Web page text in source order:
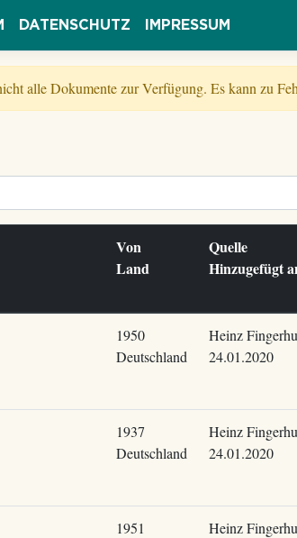
DATENSCHUTZ IMPRESSUM
alle Dokumente zur Verfügung. Es kann zu
Von
Land
Quelle
Hinzugefügt
1950
Deutschland
Heinz
24.01.2020
1937
Deutschland
Heinz
24.01.2020
1951
Heinz